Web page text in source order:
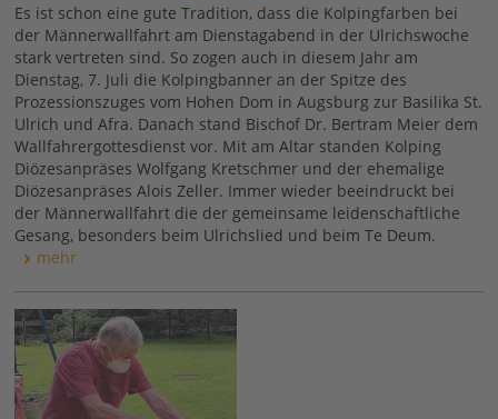
Es ist schon eine gute Tradition, dass die Kolpingfarben bei
der Männerwallfahrt am Dienstagabend in der Ulrichswoche
stark vertreten sind. So zogen auch in diesem Jahr am
Dienstag, 7. Juli die Kolpingbanner an der Spitze des
Prozessionszuges vom Hohen Dom in Augsburg zur Basilika St.
Ulrich und Afra. Danach stand Bischof Dr. Bertram Meier dem
Wallfahrergottesdienst vor. Mit am Altar standen Kolping
Diözesanpräses Wolfgang Kretschmer und der ehemalige
Diözesanpräses Alois Zeller. Immer wieder beeindruckt bei
der Männerwallfahrt die der gemeinsame leidenschaftliche
Gesang, besonders beim Ulrichslied und beim Te Deum.
mehr